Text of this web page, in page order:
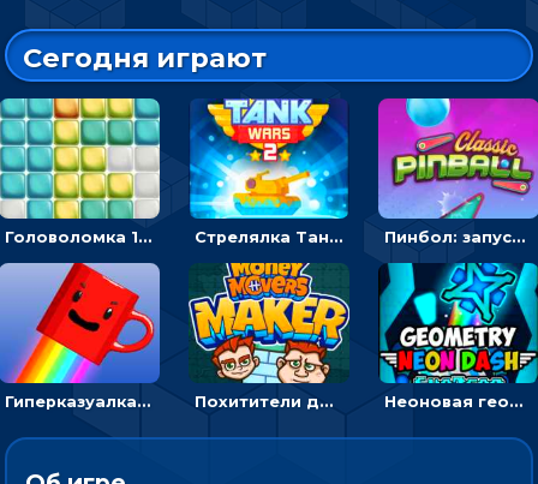
Сегодня играют
Головоломка 10х10 Стрелялка Танковые войны: бить по танку врага, чтобы уничтожить зло Пинбол: запускать шарик, чтобы выбивать очки
Гиперказуалка Летающая чашка кофе: двигаться и собирать кубики сахара Похитители денег: управляйте друзьями и соберите все мешки с долларами Неоновая геометрия: прыгай через препятствия и собирай шары